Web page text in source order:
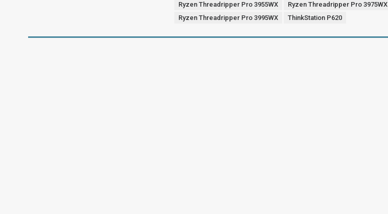
Ryzen Threadripper Pro 3955WX
Ryzen Threadripper Pro 3975WX
Ryzen Threadripper Pro 3995WX
ThinkStation P620